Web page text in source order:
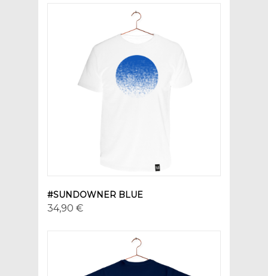
#SUNDOWNER BLUE
34,90 €